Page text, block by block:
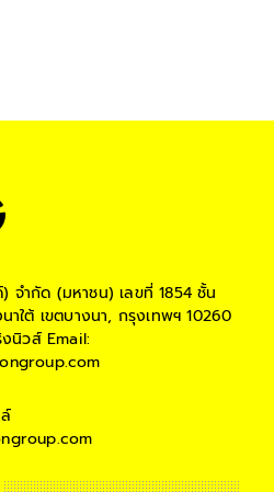
จำกัด (มหาชน) เลขที่ 1854 ชั้น
าใต้ เขตบางนา, กรุงเทพฯ 10260
นิวส์Email: